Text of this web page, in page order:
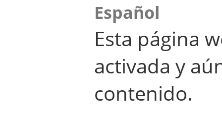
Español
Esta página
activada y
contenido.